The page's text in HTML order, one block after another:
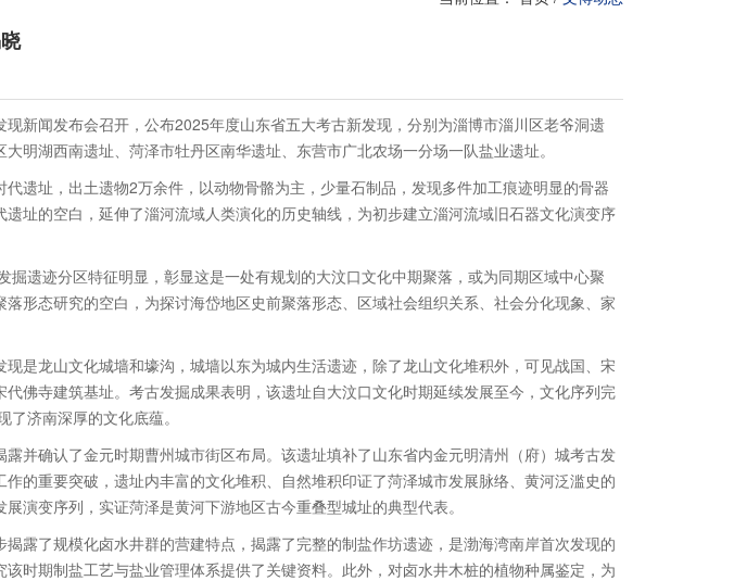
新闻发布会召开，公布2025年度山东省五大考古新发现，分别为淄博市淄川区老爷洞遗
明湖西南遗址、菏泽市牡丹区南华遗址、东营市广北农场一分场一队盐业遗址。
遗址，出土遗物2万余件，以动物骨骼为主，少量石制品，发现多件加工痕迹明显的骨器
址的空白，延伸了淄河流域人类演化的历史轴线，为初步建立淄河流域旧石器文化演变序
掘遗迹分区特征明显，彰显这是一处有规划的大汶口文化中期聚落，或为同期区域中心聚
形态研究的空白，为探讨海岱地区史前聚落形态、区域社会组织关系、社会分化现象、家
是龙山文化城墙和壕沟，城墙以东为城内生活遗迹，除了龙山文化堆积外，可见战国、宋
佛寺建筑基址。考古发掘成果表明，该遗址自大汶口文化时期延续发展至今，文化序列完
济南深厚的文化底蕴。
并确认了金元时期曹州城市街区布局。该遗址填补了山东省内金元明清州（府）城考古发
的重要突破，遗址内丰富的文化堆积、自然堆积印证了菏泽城市发展脉络、黄河泛滥史的
演变序列，实证菏泽是黄河下游地区古今重叠型城址的典型代表。
露了规模化卤水井群的营建特点，揭露了完整的制盐作坊遗迹，是渤海湾南岸首次发现的
时期制盐工艺与盐业管理体系提供了关键资料。此外，对卤水井木桩的植物种属鉴定，为